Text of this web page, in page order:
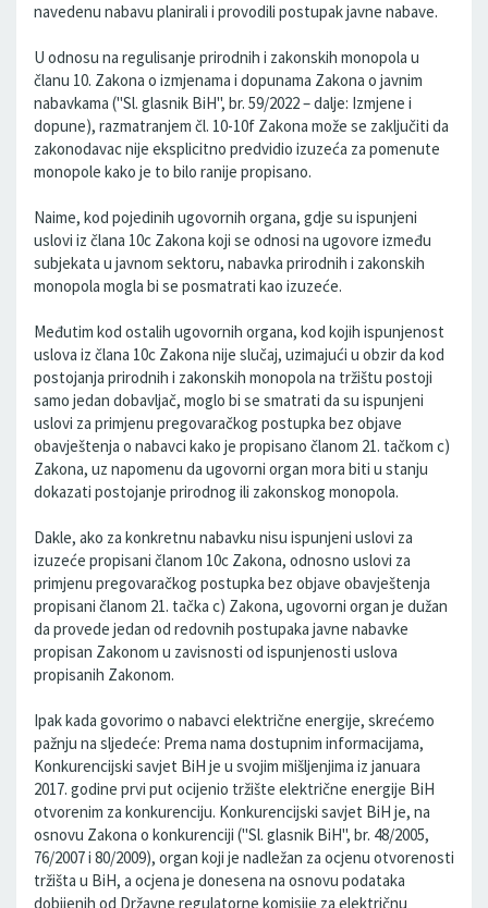
navedenu nabavu planirali i provodili postupak javne nabave.
U odnosu na regulisanje prirodnih i zakonskih monopola u
članu 10. Zakona o izmjenama i dopunama Zakona o javnim
nabavkama ("Sl. glasnik BiH", br. 59/2022 – dalje: Izmjene i
dopune), razmatranjem čl. 10-10f Zakona može se zaključiti da
zakonodavac nije eksplicitno predvidio izuzeća za pomenute
monopole kako je to bilo ranije propisano.
Naime, kod pojedinih ugovornih organa, gdje su ispunjeni
uslovi iz člana 10c Zakona koji se odnosi na ugovore između
subjekata u javnom sektoru, nabavka prirodnih i zakonskih
monopola mogla bi se posmatrati kao izuzeće.
Međutim kod ostalih ugovornih organa, kod kojih ispunjenost
uslova iz člana 10c Zakona nije slučaj, uzimajući u obzir da kod
postojanja prirodnih i zakonskih monopola na tržištu postoji
samo jedan dobavljač, moglo bi se smatrati da su ispunjeni
uslovi za primjenu pregovaračkog postupka bez objave
obavještenja o nabavci kako je propisano članom 21. tačkom c)
Zakona, uz napomenu da ugovorni organ mora biti u stanju
dokazati postojanje prirodnog ili zakonskog monopola.
Dakle, ako za konkretnu nabavku nisu ispunjeni uslovi za
izuzeće propisani članom 10c Zakona, odnosno uslovi za
primjenu pregovaračkog postupka bez objave obavještenja
propisani članom 21. tačka c) Zakona, ugovorni organ je dužan
da provede jedan od redovnih postupaka javne nabavke
propisan Zakonom u zavisnosti od ispunjenosti uslova
propisanih Zakonom.
Ipak kada govorimo o nabavci električne energije, skrećemo
pažnju na sljedeće: Prema nama dostupnim informacijama,
Konkurencijski savjet BiH je u svojim mišljenjima iz januara
2017. godine prvi put ocijenio tržište električne energije BiH
otvorenim za konkurenciju. Konkurencijski savjet BiH je, na
osnovu Zakona o konkurenciji ("Sl. glasnik BiH", br. 48/2005,
76/2007 i 80/2009), organ koji je nadležan za ocjenu otvorenosti
tržišta u BiH, a ocjena je donesena na osnovu podataka
dobijenih od Državne regulatorne komisije za električnu